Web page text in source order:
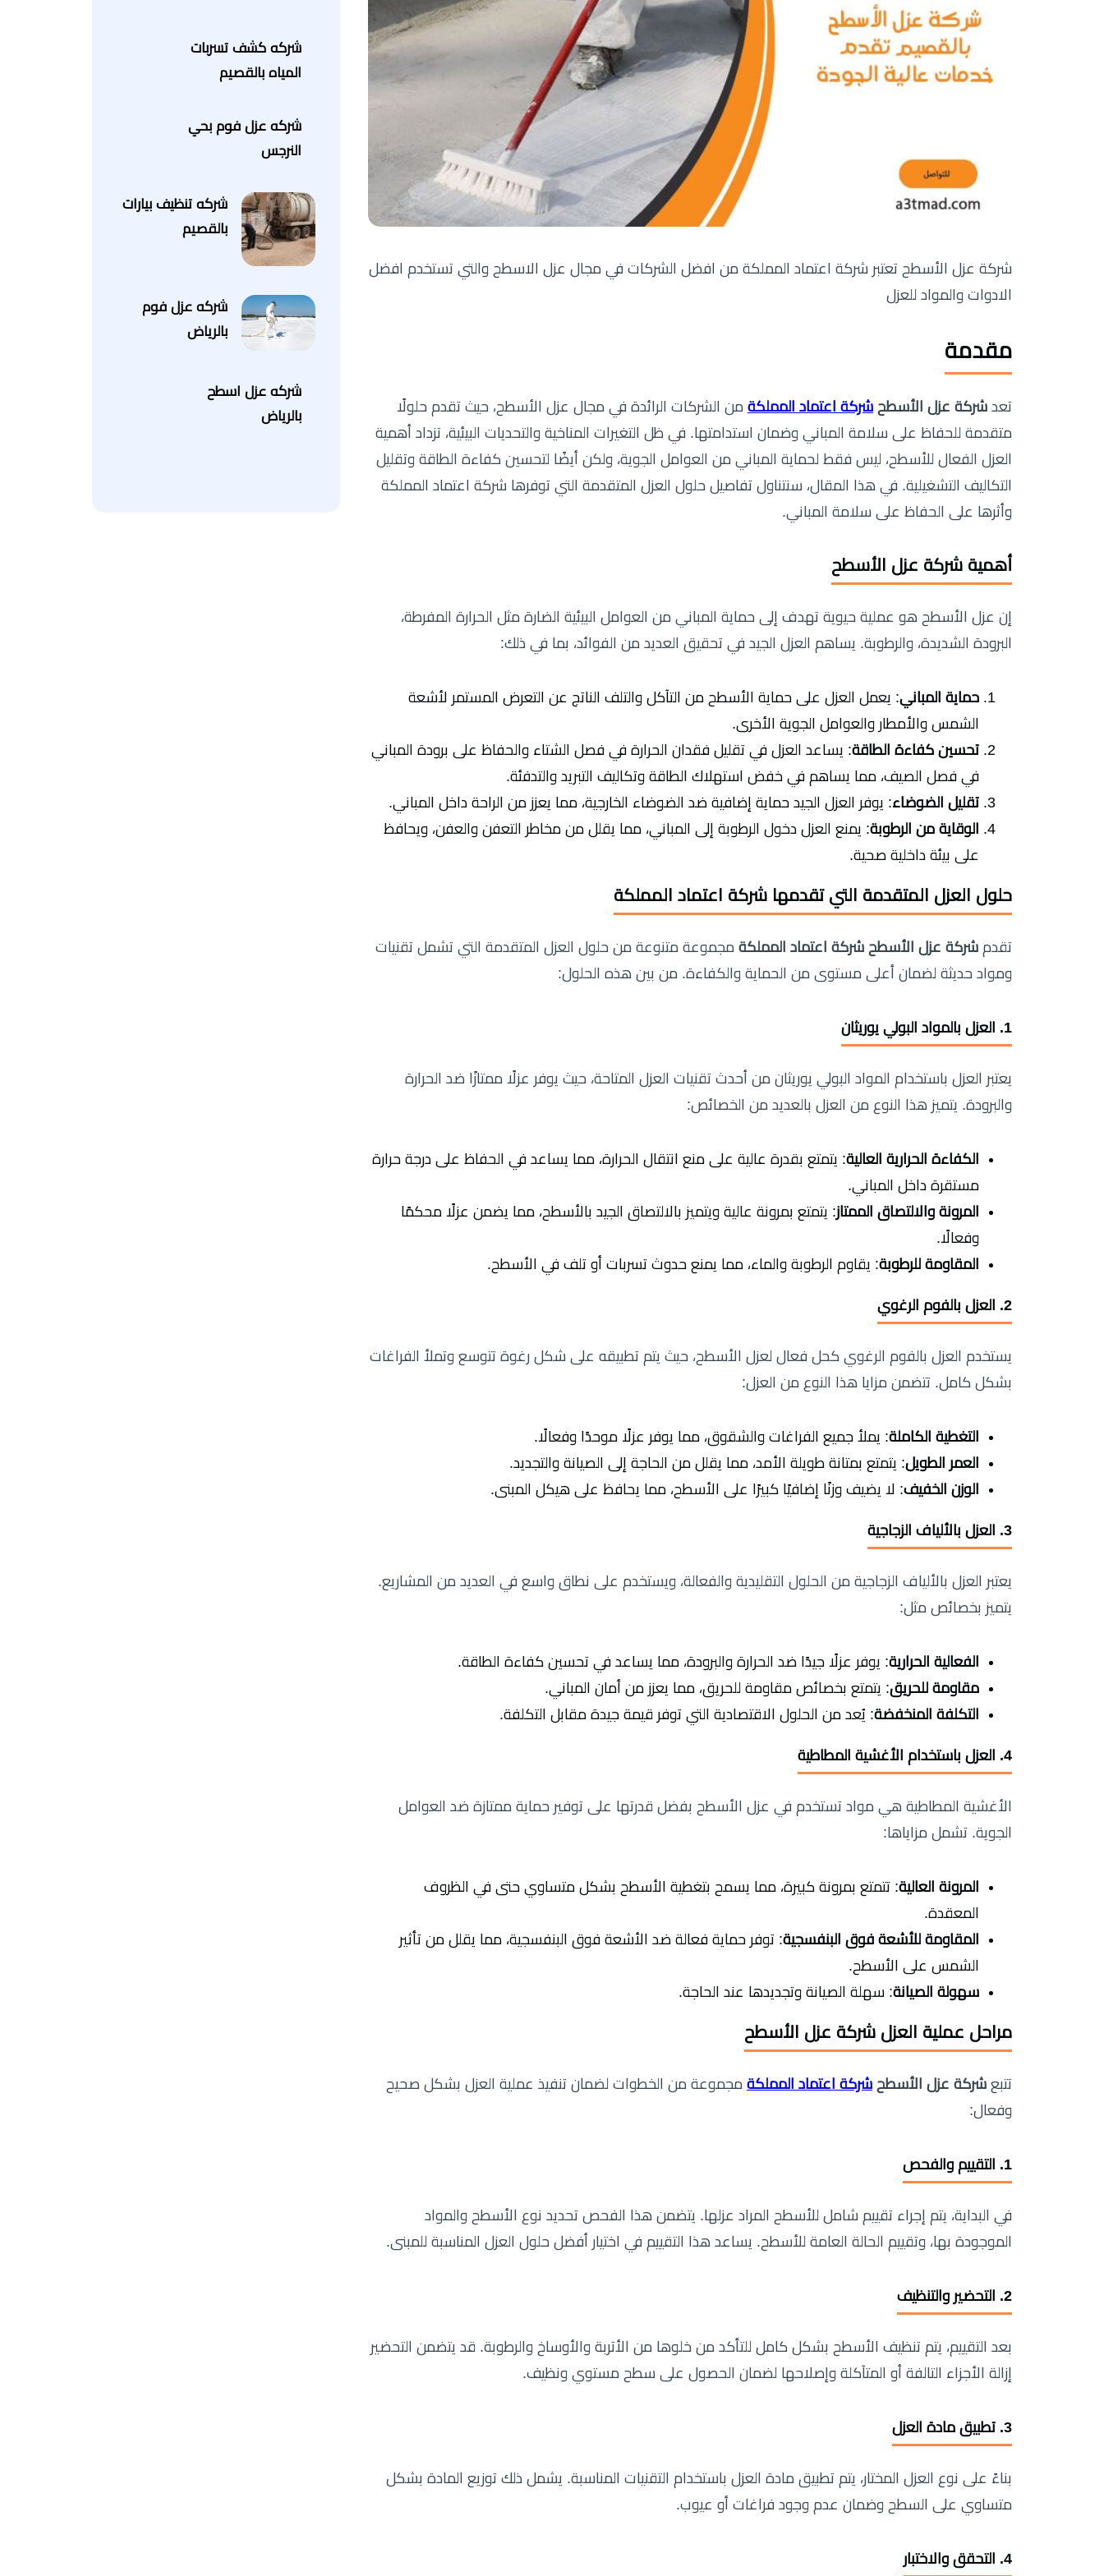
شركة عزل الأسطح تعتبر شركة اعتماد المملكة من افضل الشركات في مجال عزل الاسطح والتي تستخدم افضل
الادوات والمواد للعزل
مقدمة
تعد شركة عزل الأسطح شركة اعتماد المملكة من الشركات الرائدة في مجال عزل الأسطح، حيث تقدم حلولًا
متقدمة للحفاظ على سلامة المباني وضمان استدامتها. في ظل التغيرات المناخية والتحديات البيئية، تزداد أهمية
العزل الفعال للأسطح، ليس فقط لحماية المباني من العوامل الجوية، ولكن أيضًا لتحسين كفاءة الطاقة وتقليل
التكاليف التشغيلية. في هذا المقال، سنتناول تفاصيل حلول العزل المتقدمة التي توفرها شركة اعتماد المملكة
وأثرها على الحفاظ على سلامة المباني.
أهمية شركة عزل الأسطح
إن عزل الأسطح هو عملية حيوية تهدف إلى حماية المباني من العوامل البيئية الضارة مثل الحرارة المفرطة،
البرودة الشديدة، والرطوبة. يساهم العزل الجيد في تحقيق العديد من الفوائد، بما في ذلك:
حماية المباني: يعمل العزل على حماية الأسطح من التآكل والتلف الناتج عن التعرض المستمر لأشعة
الشمس والأمطار والعوامل الجوية الأخرى.
تحسين كفاءة الطاقة: يساعد العزل في تقليل فقدان الحرارة في فصل الشتاء والحفاظ على برودة المباني
في فصل الصيف، مما يساهم في خفض استهلاك الطاقة وتكاليف التبريد والتدفئة.
تقليل الضوضاء: يوفر العزل الجيد حماية إضافية ضد الضوضاء الخارجية، مما يعزز من الراحة داخل المباني.
الوقاية من الرطوبة: يمنع العزل دخول الرطوبة إلى المباني، مما يقلل من مخاطر التعفن والعفن، ويحافظ
على بيئة داخلية صحية.
حلول العزل المتقدمة التي تقدمها شركة اعتماد المملكة
تقدم شركة عزل الأسطح شركة اعتماد المملكة مجموعة متنوعة من حلول العزل المتقدمة التي تشمل تقنيات
ومواد حديثة لضمان أعلى مستوى من الحماية والكفاءة. من بين هذه الحلول:
1. العزل بالمواد البولي يوريثان
يعتبر العزل باستخدام المواد البولي يوريثان من أحدث تقنيات العزل المتاحة، حيث يوفر عزلًا ممتازًا ضد الحرارة
والبرودة. يتميز هذا النوع من العزل بالعديد من الخصائص:
الكفاءة الحرارية العالية: يتمتع بقدرة عالية على منع انتقال الحرارة، مما يساعد في الحفاظ على درجة حرارة
مستقرة داخل المباني.
المرونة والالتصاق الممتاز: يتمتع بمرونة عالية ويتميز بالالتصاق الجيد بالأسطح، مما يضمن عزلًا محكمًا
وفعالًا.
المقاومة للرطوبة: يقاوم الرطوبة والماء، مما يمنع حدوث تسربات أو تلف في الأسطح.
2. العزل بالفوم الرغوي
يستخدم العزل بالفوم الرغوي كحل فعال لعزل الأسطح، حيث يتم تطبيقه على شكل رغوة تتوسع وتملأ الفراغات
بشكل كامل. تتضمن مزايا هذا النوع من العزل:
التغطية الكاملة: يملأ جميع الفراغات والشقوق، مما يوفر عزلًا موحدًا وفعالًا.
العمر الطويل: يتمتع بمتانة طويلة الأمد، مما يقلل من الحاجة إلى الصيانة والتجديد.
الوزن الخفيف: لا يضيف وزنًا إضافيًا كبيرًا على الأسطح، مما يحافظ على هيكل المبنى.
3. العزل بالألياف الزجاجية
يعتبر العزل بالألياف الزجاجية من الحلول التقليدية والفعالة، ويستخدم على نطاق واسع في العديد من المشاريع.
يتميز بخصائص مثل:
الفعالية الحرارية: يوفر عزلًا جيدًا ضد الحرارة والبرودة، مما يساعد في تحسين كفاءة الطاقة.
مقاومة للحريق: يتمتع بخصائص مقاومة للحريق، مما يعزز من أمان المباني.
التكلفة المنخفضة: يُعد من الحلول الاقتصادية التي توفر قيمة جيدة مقابل التكلفة.
4. العزل باستخدام الأغشية المطاطية
الأغشية المطاطية هي مواد تستخدم في عزل الأسطح بفضل قدرتها على توفير حماية ممتازة ضد العوامل
الجوية. تشمل مزاياها:
المرونة العالية: تتمتع بمرونة كبيرة، مما يسمح بتغطية الأسطح بشكل متساوي حتى في الظروف
المعقدة.
المقاومة للأشعة فوق البنفسجية: توفر حماية فعالة ضد الأشعة فوق البنفسجية، مما يقلل من تأثير
الشمس على الأسطح.
سهولة الصيانة: سهلة الصيانة وتجديدها عند الحاجة.
مراحل عملية العزل شركة عزل الأسطح
تتبع شركة عزل الأسطح شركة اعتماد المملكة مجموعة من الخطوات لضمان تنفيذ عملية العزل بشكل صحيح
وفعال:
1. التقييم والفحص
في البداية، يتم إجراء تقييم شامل للأسطح المراد عزلها. يتضمن هذا الفحص تحديد نوع الأسطح والمواد
الموجودة بها، وتقييم الحالة العامة للأسطح. يساعد هذا التقييم في اختيار أفضل حلول العزل المناسبة للمبنى.
2. التحضير والتنظيف
بعد التقييم، يتم تنظيف الأسطح بشكل كامل للتأكد من خلوها من الأتربة والأوساخ والرطوبة. قد يتضمن التحضير
إزالة الأجزاء التالفة أو المتآكلة وإصلاحها لضمان الحصول على سطح مستوي ونظيف.
3. تطبيق مادة العزل
بناءً على نوع العزل المختار، يتم تطبيق مادة العزل باستخدام التقنيات المناسبة. يشمل ذلك توزيع المادة بشكل
متساوي على السطح وضمان عدم وجود فراغات أو عيوب.
4. التحقق والاختبار
شركه كشف تسربات
المياه بالقصيم
شركه عزل فوم بحي
النرجس
شركه تنظيف بيارات
بالقصيم
شركه عزل فوم
بالرياض
شركه عزل اسطح
بالرياض